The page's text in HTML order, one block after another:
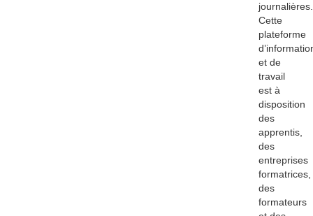
journalières.
Cette
plateforme
et de
travail
est à
disposition
des
apprentis,
des
entreprises
formatrices,
des
formateurs